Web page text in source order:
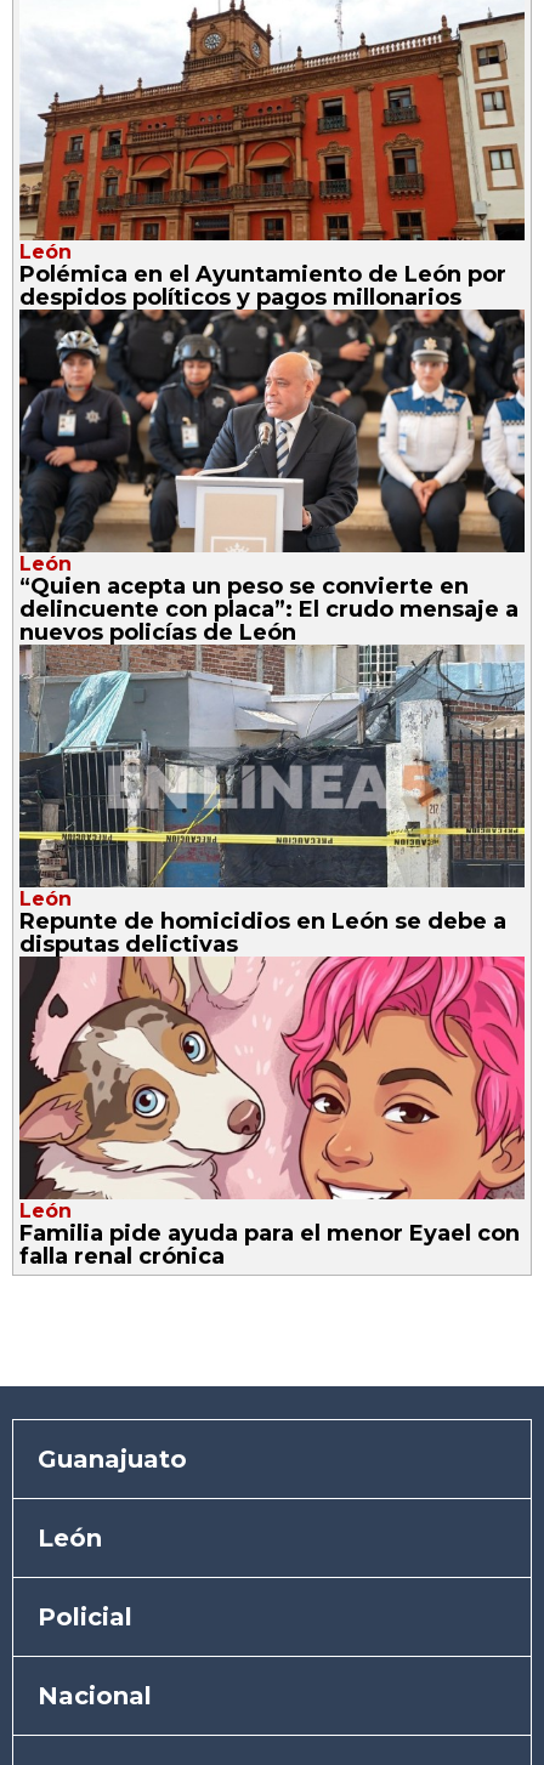
León
Polémica en el Ayuntamiento de León por
despidos políticos y pagos millonarios
León
“Quien acepta un peso se convierte en
delincuente con placa”: El crudo mensaje a
nuevos policías de León
León
Repunte de homicidios en León se debe a
disputas delictivas
León
Familia pide ayuda para el menor Eyael con
falla renal crónica
Guanajuato
León
Policial
Nacional